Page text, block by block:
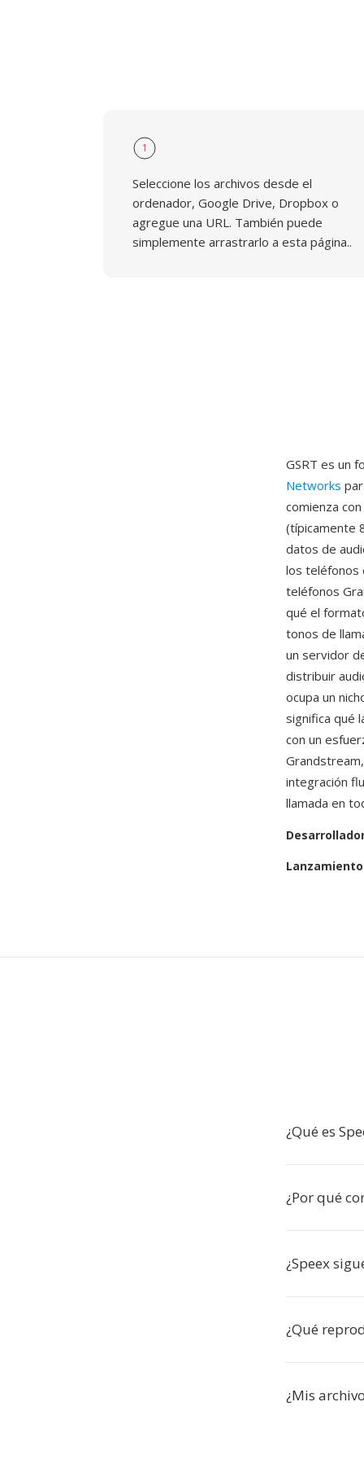
1
Seleccione los archivos desde el
ordenador, Google Drive, Dropbox o
agregue una URL. También puede
simplemente arrastrarlo a esta página..
GSRT es un
Networks
comienza
(típicamente
datos de
los teléfonos
teléfonos
qué el
tonos de
un servidor
distribuir
ocupa un
significa qué
con un
integración
llamada en
¿Qué es
¿Por qué
¿Speex
¿Qué
¿Mis